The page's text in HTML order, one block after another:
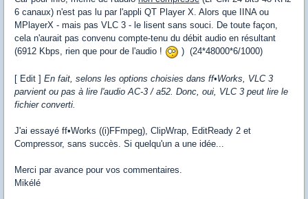
6 canaux) n'est pas lu par l'appli QT Player X. Alors que IINA ou
MPlayerX - mais pas VLC 3 - le lisent sans souci. De toute façon,
cela n'aurait pas convenu compte-tenu du débit audio en résultant
(6912 Kbps, rien que pour de l'audio !
) (24*48000*6/1000)
[ Edit ] En fait, selons les options choisies dans ff•Works, VLC 3
parvient ou pas à lire l'audio AC-3 / a52. Donc, oui, VLC 3 peut lire le
fichier converti.
J'ai essayé ff•Works ((i)FFmpeg), ClipWrap, EditReady 2 et
Compressor, sans succès. Si quelqu'un a une idée...
Merci par avance pour vos commentaires.
Mikélé